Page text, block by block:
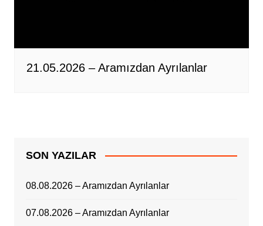
21.05.2026 – Aramızdan Ayrılanlar
SON YAZILAR
08.08.2026 – Aramızdan Ayrılanlar
07.08.2026 – Aramızdan Ayrılanlar